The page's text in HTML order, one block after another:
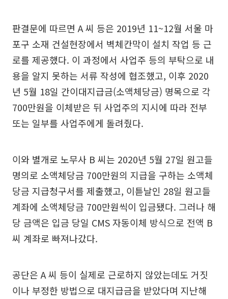
판결문에 따르면 A 씨 등은 2019년 11~12월 서울 마
포구 소재 건설현장에서 벽체칸막이 설치 작업 등 근
로를 제공했다. 이 과정에서 사업주 등의 부탁으로 내
용을 알지 못하는 서류 작성에 협조했고, 이후 2020
년 5월 18일 간이대지급금(소액체당금) 명목으로 각
700만원을 이체받은 뒤 사업주의 지시에 따라 전부
또는 일부를 사업주에게 돌려줬다.
이와 별개로 노무사 B 씨는 2020년 5월 27일 원고들
명의로 소액체당금 700만원의 지급을 구하는 소액체
당금 지급청구서를 제출했고, 이튿날인 28일 원고들
계좌에 소액체당금 700만원씩이 입금됐다. 그러나 해
당 금액은 입금 당일 CMS 자동이체 방식으로 전액 B
씨 계좌로 빠져나갔다.
공단은 A 씨 등이 실제로 근로하지 않았는데도 거짓
이나 부정한 방법으로 대지급금을 받았다며 지난해